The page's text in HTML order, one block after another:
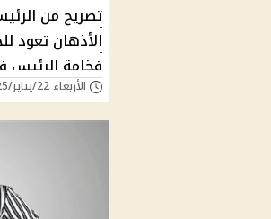
تصريح من
فخامة الرئيس
الأربعاء 22/يناير/2025 - 11:22 م